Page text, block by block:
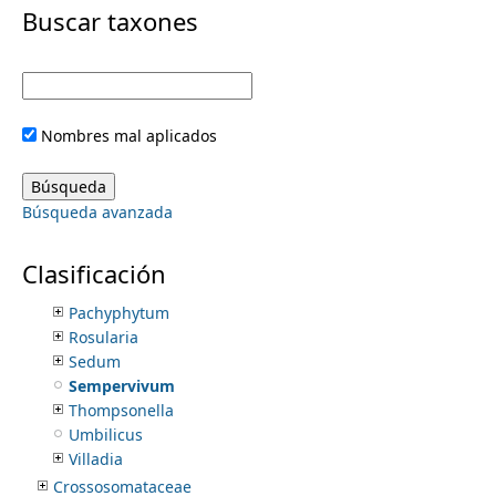
i
m
r
y
t
n
u
Buscar taxones
Nombres mal aplicados
Búsqueda avanzada
Clasificación
Cornaceae
Crassulaceae
Crassula
Dudleya
Echeveria
Kalanchoe
Lenophyllum
Pachyphytum
Rosularia
Sedum
Sempervivum
Thompsonella
Umbilicus
Villadia
Crossosomataceae